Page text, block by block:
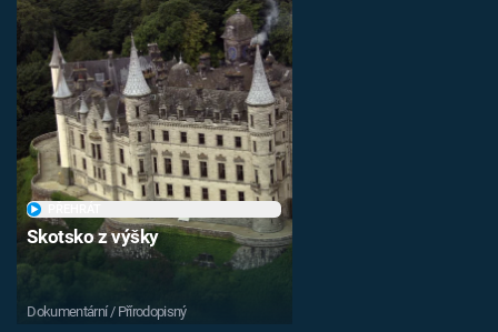
Skotsko z výšky
Dokumentární / Přírodopisný